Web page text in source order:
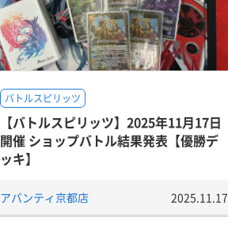
バトルスピリッツ
【バトルスピリッツ】2025年11月17日
開催 ショップバトル結果発表【優勝デ
ッキ】
アバンティ京都店 2025.11.17